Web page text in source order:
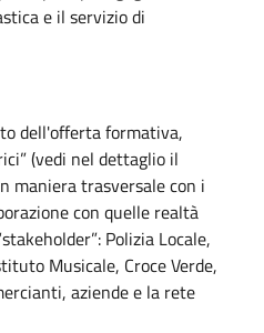
e il servizio di
dell'offerta formativa,
(vedi nel dettaglio il
maniera trasversale con i
con quelle realtà
Polizia Locale,
Musicale, Croce Verde,
aziende e la rete